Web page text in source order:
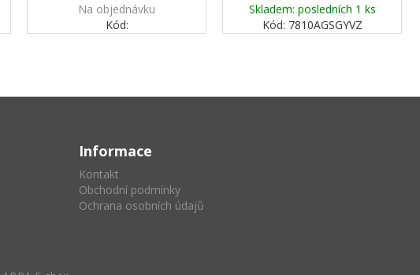
Na objednávku
Kód:
Skladem: posledních 1 ks
Kód: 7810AGSGYVZ
Informace
Kontakt
Obchodní podmínky
Ochrana osobních údajů